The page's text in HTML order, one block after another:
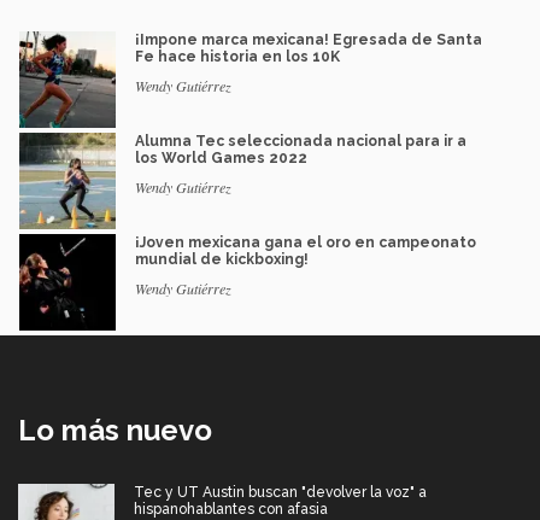
¡Impone marca mexicana! Egresada de Santa
Fe hace historia en los 10K
Wendy Gutiérrez
Alumna Tec seleccionada nacional para ir a
los World Games 2022
Wendy Gutiérrez
¡Joven mexicana gana el oro en campeonato
mundial de kickboxing!
Wendy Gutiérrez
Lo más nuevo
Tec y UT Austin buscan "devolver la voz" a
hispanohablantes con afasia